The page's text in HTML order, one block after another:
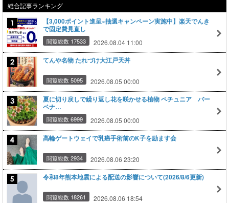
総合記事ランキング
【3,000ポイント進呈×抽選キャンペーン実施中】楽天でんき
で固定費見直し
閲覧総数 17533 2026.08.04 11:00
てんや名物 たれづけ大江戸天丼
閲覧総数 5095 2026.08.05 00:00
夏に切り戻しで繰り返し花を咲かせる植物 ペチュニア バー
ベナ…
閲覧総数 6999 2026.08.05 00:00
高輪ゲートウェイで乳癌手術前のK子を励ます会
閲覧総数 2934 2026.08.06 23:20
令和8年熊本地震による配送の影響について(2026/8/6更新)
閲覧総数 18261 2026.08.06 18:54